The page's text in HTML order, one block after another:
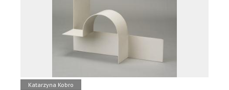
Katarzyna Kobro